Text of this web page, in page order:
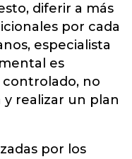
diferir a más
por cada
especialista
es
no
y realizar un plan
por los